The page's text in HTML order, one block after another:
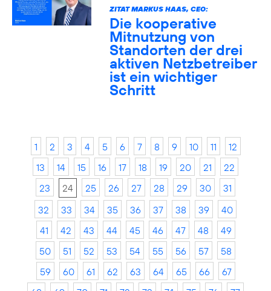
ZITAT MARKUS HAAS, CEO:
Die kooperative
Mitnutzung von
Standorten der drei
aktiven Netzbetreiber
ist ein wichtiger
Schritt
1 2 3 4 5 6 7 8 9 10 11
12
13
14 15 16 17 18 19 20 21
22
23
24 25 26 27 28 29 30
31
32
33 34 35 36 37 38 39
40
41
42 43 44 45 46 47 48
49
50
51 52 53 54 55 56 57
58
59
60 61 62 63 64 65 66
67